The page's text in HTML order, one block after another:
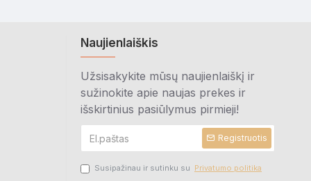
Naujienlaiškis
Užsisakykite mūsų naujienlaiškį ir
sužinokite apie naujas prekes ir
išskirtinius pasiūlymus pirmieji!
Registruotis
Susipažinau ir sutinku su Privatumo politika